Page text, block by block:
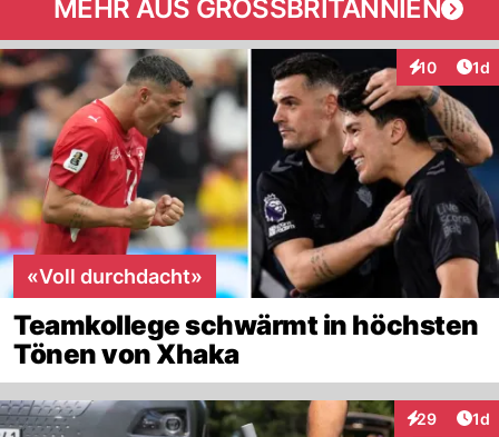
MEHR AUS GROSSBRITANNIEN
10 1d
«Voll durchdacht»
Teamkollege schwärmt in höchsten
Tönen von Xhaka
29
Interaktionen
1d